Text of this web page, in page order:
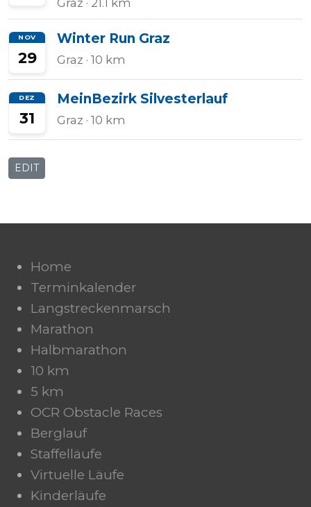
Graz · 21.1 km
NOV
29
Winter Run Graz
Graz · 10 km
DEZ
31
MeinBezirk Silvesterlauf
Graz · 10 km
EDIT
Home
Terminkalender
Langstreckenmarsch
Marathon
Halbmarathon
10 km
5 km
OCR Obstacle Races
Berglauf
Staffelläufe
Virtuelle Läufe
Kinderläufe